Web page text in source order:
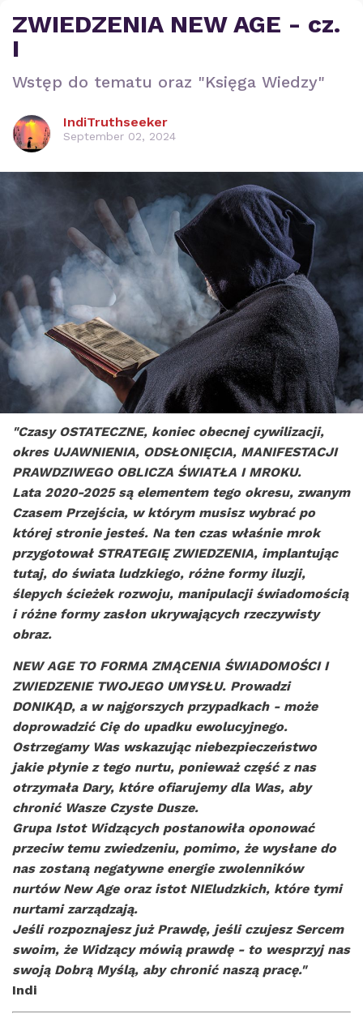
ZWIEDZENIA NEW AGE - cz.
I
Wstęp do tematu oraz "Księga Wiedzy"
IndiTruthseeker
September 02, 2024
"Czasy OSTATECZNE, koniec obecnej cywilizacji,
okres UJAWNIENIA, ODSŁONIĘCIA, MANIFESTACJI
PRAWDZIWEGO OBLICZA ŚWIATŁA I MROKU.
Lata 2020-2025 są elementem tego okresu, zwanym
Czasem Przejścia, w którym musisz wybrać po
której stronie jesteś. Na ten czas właśnie mrok
przygotował STRATEGIĘ ZWIEDZENIA, implantując
tutaj, do świata ludzkiego, różne formy iluzji,
ślepych ścieżek rozwoju, manipulacji świadomością
i różne formy zasłon ukrywających rzeczywisty
obraz.
NEW AGE TO FORMA ZMĄCENIA ŚWIADOMOŚCI I
ZWIEDZENIE TWOJEGO UMYSŁU. Prowadzi
DONIKĄD, a w najgorszych przypadkach - może
doprowadzić Cię do upadku ewolucyjnego.
Ostrzegamy Was wskazując niebezpieczeństwo
jakie płynie z tego nurtu, ponieważ część z nas
otrzymała Dary, które ofiarujemy dla Was, aby
chronić Wasze Czyste Dusze.
Grupa Istot Widzących postanowiła oponować
przeciw temu zwiedzeniu, pomimo, że wysłane do
nas zostaną negatywne energie zwolenników
nurtów New Age oraz istot NIEludzkich, które tymi
nurtami zarządzają.
Jeśli rozpoznajesz już Prawdę, jeśli czujesz Sercem
swoim, że Widzący mówią prawdę - to wesprzyj nas
swoją Dobrą Myślą, aby chronić naszą pracę."
Indi